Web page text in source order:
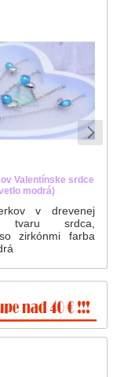
Valentínske srdce
modrá)
v drevenej
tvaru srdca,
zirkónmi farba